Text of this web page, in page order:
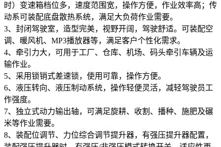
时）变速箱档位多，速度范围宽，操作方便，作业效率高；传
动系可装配底盘散热系统，满足大负荷作业需要。
3、封闭驾驶室，造型完美，视野开阔，驾驶舒适。可装配空
调、暖风机、MP3播放器等，满足客户个性化需求。
4、牵引力大，可用于工厂、仓库、机场、码头牵引车辆及运
输作业。
5、采用锁销式差速锁，使用可靠，操作方便。
6、液压转向、液压制动系统，操作轻便灵活，减轻驾驶员工
作强度。
7、独立式动力输出轴，可满足旋耕、收割、播种、施肥及碾
米等作业需要。
8、装配位调节、力位综合调节提升器，有强压提升器配置，